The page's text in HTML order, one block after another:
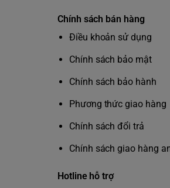
Chính sách bán hàng
Điều khoản sử dụng
Chính sách bảo mật
Chính sách bảo hành
Phương thức giao hàng
Chính sách đổi trả
Chính sách giao hàng
Hotline hỗ trợ